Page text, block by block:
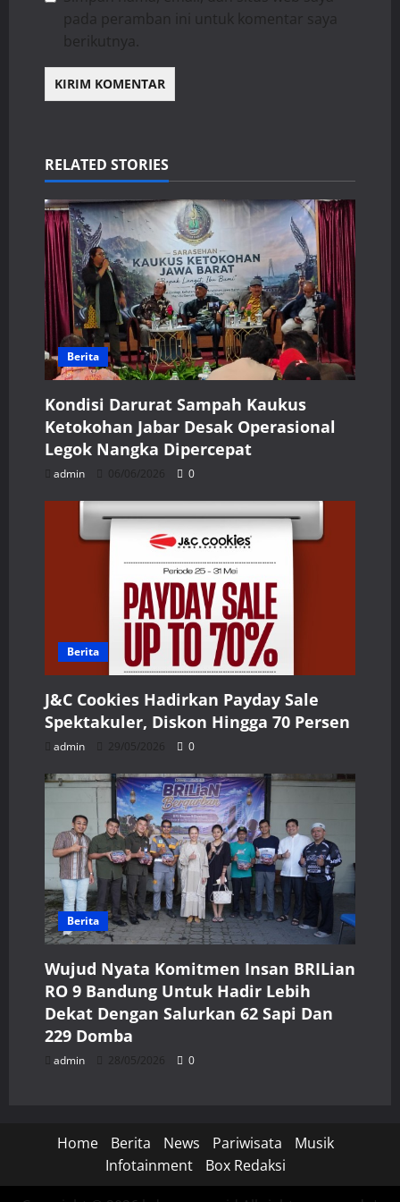
pada peramban ini untuk komentar saya
berikutnya.
RELATED STORIES
Berita
Kondisi Darurat Sampah Kaukus
Ketokohan Jabar Desak Operasional
Legok Nangka Dipercepat
admin 06/06/2026 0
Berita
J&C Cookies Hadirkan Payday Sale
Spektakuler, Diskon Hingga 70 Persen
admin 29/05/2026 0
Berita
Wujud Nyata Komitmen Insan BRILian
RO 9 Bandung Untuk Hadir Lebih
Dekat Dengan Salurkan 62 Sapi Dan
229 Domba
admin 28/05/2026 0
Home Berita News Pariwisata
Musik
Infotainment
Box Redaksi